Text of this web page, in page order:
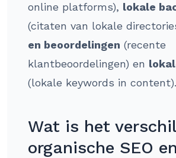
online platforms), lokale
(citaten van lokale
en beoordelingen (recente
klantbeoordelingen) en
(lokale keywords in content).
Wat is het
organische SEO en